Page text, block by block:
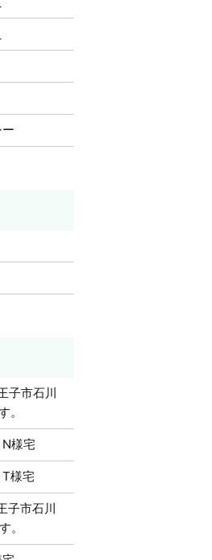
子市石川
。
様宅
様宅
子市石川
。